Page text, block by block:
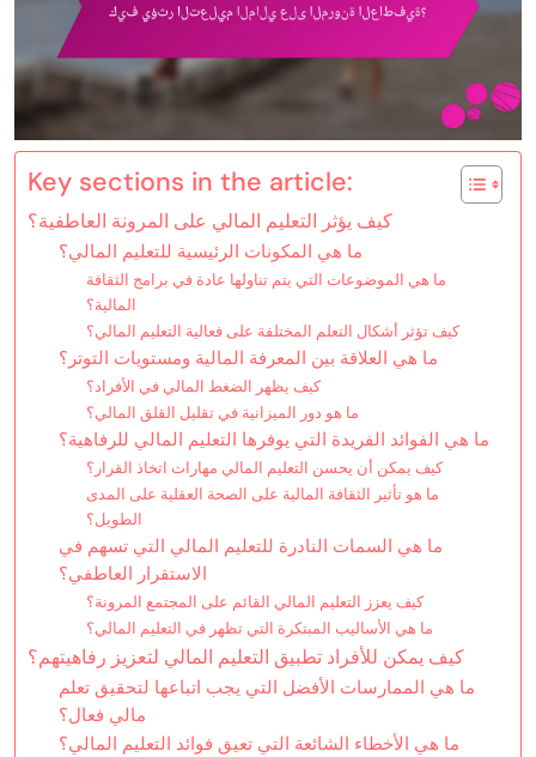
Key sections in the article:
كيف يؤثر التعليم المالي على المرونة العاطفية؟
ما هي المكونات الرئيسية للتعليم المالي؟
ما هي الموضوعات التي يتم تناولها عادة في برامج الثقافة
المالية؟
كيف تؤثر أشكال التعلم المختلفة على فعالية التعليم المالي؟
ما هي العلاقة بين المعرفة المالية ومستويات التوتر؟
كيف يظهر الضغط المالي في الأفراد؟
ما هو دور الميزانية في تقليل القلق المالي؟
ما هي الفوائد الفريدة التي يوفرها التعليم المالي للرفاهية؟
كيف يمكن أن يحسن التعليم المالي مهارات اتخاذ القرار؟
ما هو تأثير الثقافة المالية على الصحة العقلية على المدى
الطويل؟
ما هي السمات النادرة للتعليم المالي التي تسهم في
الاستقرار العاطفي؟
كيف يعزز التعليم المالي القائم على المجتمع المرونة؟
ما هي الأساليب المبتكرة التي تظهر في التعليم المالي؟
كيف يمكن للأفراد تطبيق التعليم المالي لتعزيز رفاهيتهم؟
ما هي الممارسات الأفضل التي يجب اتباعها لتحقيق تعلم
مالي فعال؟
ما هي الأخطاء الشائعة التي تعيق فوائد التعليم المالي؟